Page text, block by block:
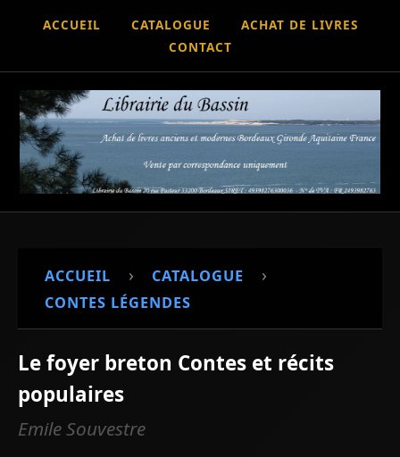
ACCUEIL CATALOGUE
ACHAT DE LIVRES
CONTACT
ACCUEIL › CATALOGUE ›
CONTES LÉGENDES
Le foyer breton Contes et récits
populaires
Emile Souvestre